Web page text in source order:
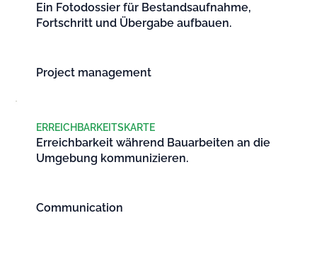
Ein Fotodossier für Bestandsaufnahme,
Fortschritt und Übergabe aufbauen.
Project management
ERREICHBARKEITSKARTE
Erreichbarkeit während Bauarbeiten an die
Umgebung kommunizieren.
Communication